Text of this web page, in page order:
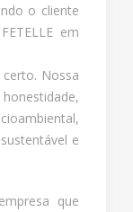
o cliente
em
Nossa
e
que